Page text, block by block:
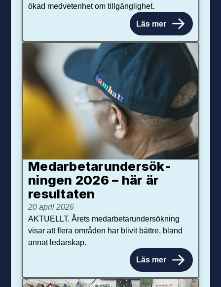
ökad medvetenhet om tillgänglighet.
Läs mer
Medarbetar­under­sök­
ningen 2026 – här är
resultaten
20 april 2026
AKTUELLT. Årets medarbetarundersökning
visar att flera områden har blivit bättre, bland
annat ledarskap.
Läs mer